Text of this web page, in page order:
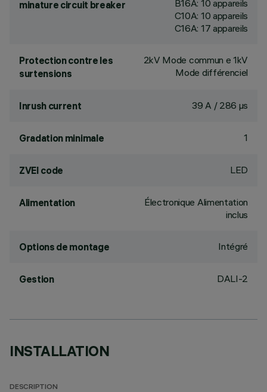
minature circuit breaker
B16A: 10 appareils
C10A: 10 appareils
C16A: 17 appareils
Protection contre les
surtensions
2kV Mode commun e 1kV
Mode différenciel
Inrush current 39 A / 286 µs
Gradation minimale 1
ZVEI code LED
Alimentation
Électronique Alimentation
inclus
Options de montage Intégré
Gestion DALI-2
INSTALLATION
DESCRIPTION